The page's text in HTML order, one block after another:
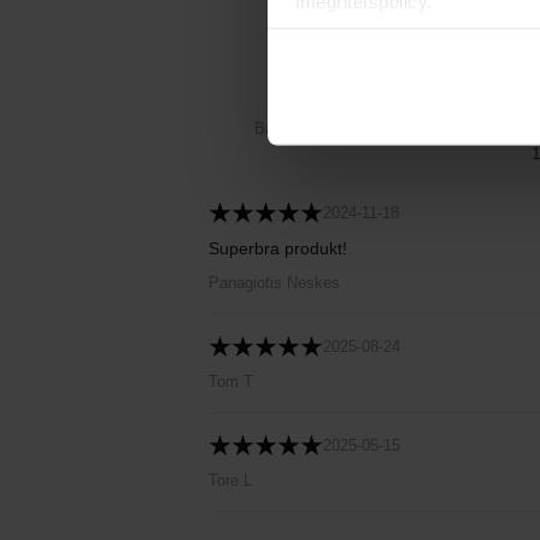
1
2024-11-18
Superbra produkt!
Panagiotis Neskes
2025-08-24
Tom T
2025-05-15
Tore L